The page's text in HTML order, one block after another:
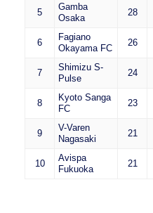
5
Gamba
Osaka
28
6
Fagiano
Okayama FC
26
7
Shimizu S-
Pulse
24
8
Kyoto Sanga
FC
23
9
V-Varen
Nagasaki
21
10
Avispa
Fukuoka
21